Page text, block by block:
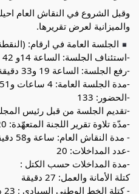
وقبل الشروع في النقاش العام
والميزانية لعرض تقريرها.
الجلسة العامة في ارقام: (النقطة
-استئناف الجلسة: الساعة 14و 42 دقيقة
-رفع الجلسة: الساعة 19 و33 دقيقة
-مدة الجلسة العامة: 4 ساعات و51 دقيقة
-الحضور: 133
-تقديم الجلسة من قبل رئيس المجلس: 04
-مدّة تلاوة تقرير اللجنة المتعهّدة: 20 دقيقة.
- مدة النقاش العام: ساعة و58 دقيقة
-عدد المداخلات: 20
-مدة المداخلات حسب الكتل :
كتلة الأمانة والعمل: 27 دقيقة
- كتلة الخط الوطني السيادي : 23 دقيقة